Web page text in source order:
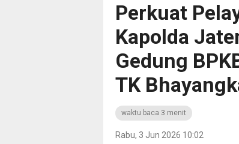
Perkuat
Kapolda
Gedung
TK
waktu baca 3 menit
Rabu, 3 Jun 2026 10:02